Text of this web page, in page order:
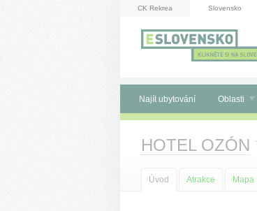
CK Rekrea Slovensko
Najít ubytování Oblasti
HOTEL OZÓN
Úvod Atrakce Mapa